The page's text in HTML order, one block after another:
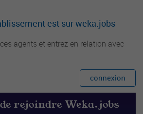
est sur weka.jobs
agents et entrez en relation avec
connexion
rejoindre Weka.jobs